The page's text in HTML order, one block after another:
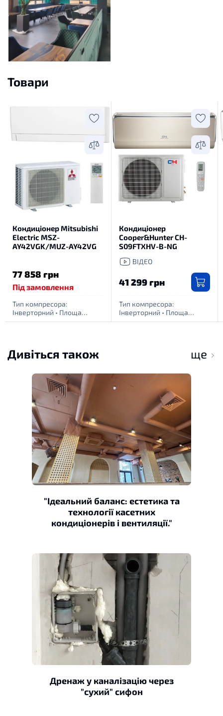
Товари
Кондиціонер Mitsubishi
Electric MSZ-
AY42VGK/MUZ-AY42VG
77 858 грн
Під замовлення
Тип компресора:
Інверторний • Площа
обігріву приміщення, м. кв:
Кондиціонер
Cooper&Hunter CH-
S09FTXHV-B-NG
ВІДЕО
41 299 грн
Тип компресора:
Інверторний • Площа
обігріву приміщення, м. кв:
Дивіться також ще
"Ідеальний баланс: естетика та
технології касетних
кондиціонерів і вентиляції."
Дренаж у каналізацію через
"сухий" сифон